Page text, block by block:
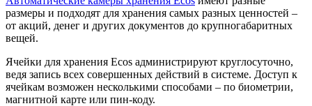
размеры и подходят для хранения самых разных ценностей –
от акций, денег и других документов до крупногабаритных
вещей.
Ячейки для хранения Ecos администрируют круглосуточно,
ведя запись всех совершенных действий в системе. Доступ к
ячейкам возможен несколькими способами – по биометрии,
магнитной карте или пин-коду.